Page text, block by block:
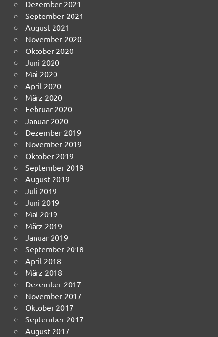
Dezember 2021
September 2021
August 2021
November 2020
Oktober 2020
Juni 2020
Mai 2020
April 2020
März 2020
Februar 2020
Januar 2020
Dezember 2019
November 2019
Oktober 2019
September 2019
August 2019
Juli 2019
Juni 2019
Mai 2019
März 2019
Januar 2019
September 2018
April 2018
März 2018
Dezember 2017
November 2017
Oktober 2017
September 2017
August 2017